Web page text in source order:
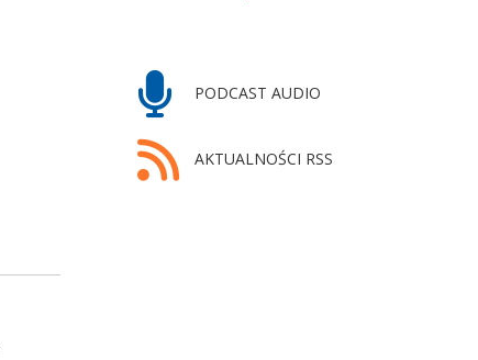
PODCAST AUDIO
AKTUALNOŚCI RSS